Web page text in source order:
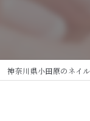
神奈川県小田原のネ